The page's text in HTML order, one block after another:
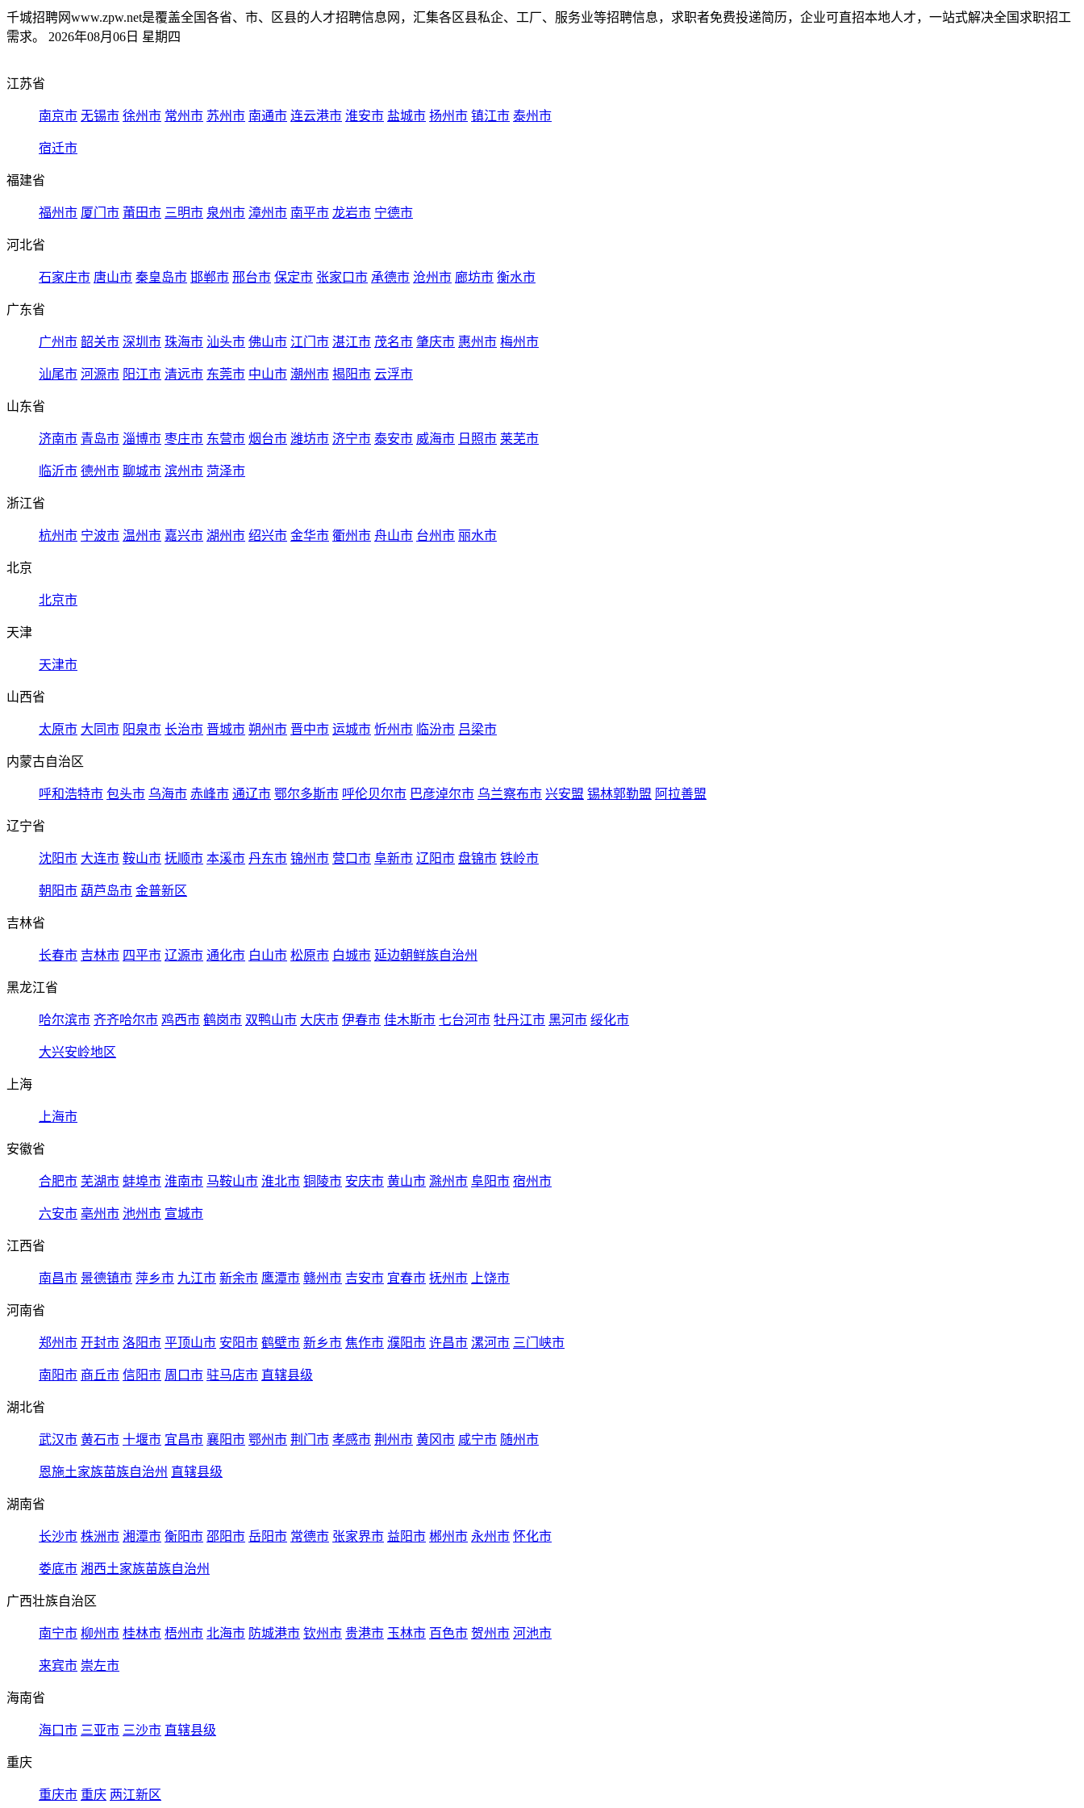
千城招聘网www.zpw.net是覆盖全国各省、市、区县的人才招聘信息网，汇集各区县私企、工厂、服务业等招聘信息，求职者免费投递简历，企业可直招本地人才，一站式解决全国求职招工
需求。 2026年08月06日 星期四
江苏省
南京市 无锡市 徐州市 常州市 苏州市 南通市 连云港市 淮安市 盐城市 扬州市 镇江市 泰州市
宿迁市
福建省
福州市 厦门市 莆田市 三明市 泉州市 漳州市 南平市 龙岩市 宁德市
河北省
石家庄市 唐山市 秦皇岛市 邯郸市 邢台市 保定市 张家口市 承德市 沧州市 廊坊市 衡水市
广东省
广州市 韶关市 深圳市 珠海市 汕头市 佛山市 江门市 湛江市 茂名市 肇庆市 惠州市 梅州市
汕尾市 河源市 阳江市 清远市 东莞市 中山市 潮州市 揭阳市 云浮市
山东省
济南市 青岛市 淄博市 枣庄市 东营市 烟台市 潍坊市 济宁市 泰安市 威海市 日照市 莱芜市
临沂市 德州市 聊城市 滨州市 菏泽市
浙江省
杭州市 宁波市 温州市 嘉兴市 湖州市 绍兴市 金华市 衢州市 舟山市 台州市 丽水市
北京
北京市
天津
天津市
山西省
太原市 大同市 阳泉市 长治市 晋城市 朔州市 晋中市 运城市 忻州市 临汾市 吕梁市
内蒙古自治区
呼和浩特市 包头市 乌海市 赤峰市 通辽市 鄂尔多斯市 呼伦贝尔市 巴彦淖尔市 乌兰察布市 兴安盟 锡林郭勒盟 阿拉善盟
辽宁省
沈阳市 大连市 鞍山市 抚顺市 本溪市 丹东市 锦州市 营口市 阜新市 辽阳市 盘锦市 铁岭市
朝阳市 葫芦岛市 金普新区
吉林省
长春市 吉林市 四平市 辽源市 通化市 白山市 松原市 白城市 延边朝鲜族自治州
黑龙江省
哈尔滨市 齐齐哈尔市 鸡西市 鹤岗市 双鸭山市 大庆市 伊春市 佳木斯市 七台河市 牡丹江市 黑河市 绥化市
大兴安岭地区
上海
上海市
安徽省
合肥市 芜湖市 蚌埠市 淮南市 马鞍山市 淮北市 铜陵市 安庆市 黄山市 滁州市 阜阳市 宿州市
六安市 亳州市 池州市 宣城市
江西省
南昌市 景德镇市 萍乡市 九江市 新余市 鹰潭市 赣州市 吉安市 宜春市 抚州市 上饶市
河南省
郑州市 开封市 洛阳市 平顶山市 安阳市 鹤壁市 新乡市 焦作市 濮阳市 许昌市 漯河市 三门峡市
南阳市 商丘市 信阳市 周口市 驻马店市 直辖县级
湖北省
武汉市 黄石市 十堰市 宜昌市 襄阳市 鄂州市 荆门市 孝感市 荆州市 黄冈市 咸宁市 随州市
恩施土家族苗族自治州 直辖县级
湖南省
长沙市 株洲市 湘潭市 衡阳市 邵阳市 岳阳市 常德市 张家界市 益阳市 郴州市 永州市 怀化市
娄底市 湘西土家族苗族自治州
广西壮族自治区
南宁市 柳州市 桂林市 梧州市 北海市 防城港市 钦州市 贵港市 玉林市 百色市 贺州市 河池市
来宾市 崇左市
海南省
海口市 三亚市 三沙市 直辖县级
重庆
重庆市 重庆 两江新区